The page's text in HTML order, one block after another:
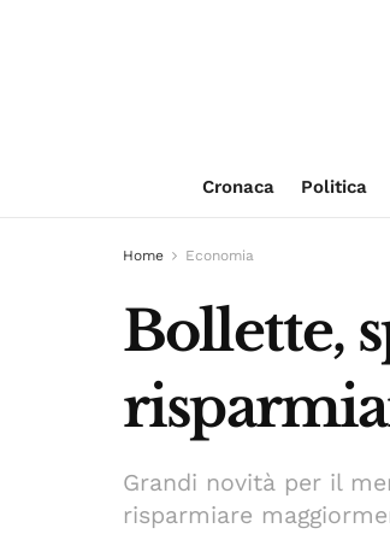
Cronaca Politica
Home Economia
Bollette,
Grandi novità per il
risparmiare